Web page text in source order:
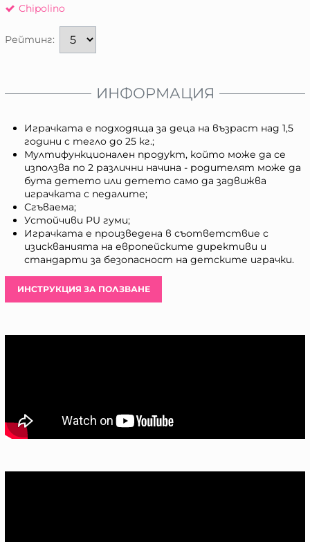
Chipolino
Рейтинг:
ИНФОРМАЦИЯ
Играчката е подходяща за деца на възраст над 1,5
години с тегло до 25 кг.;
Мултифункционален продукт, който може да се
използва по 2 различни начина - родителят може да
бута детето или детето само да задвижва
играчката с педалите;
Сгъваема;
Устойчиви PU гуми;
Играчката е произведена в съответствие с
изискванията на европейските директиви и
стандарти за безопасност на детските играчки.
ИНСТРУКЦИЯ ЗА ПОЛЗВАНЕ